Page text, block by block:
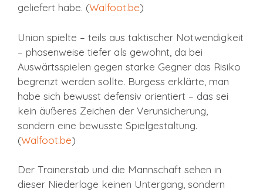
geliefert habe. (Walfoot.be)
Union spielte – teils aus taktischer Notwendigkeit
– phasenweise tiefer als gewohnt, da bei
Auswärtsspielen gegen starke Gegner das Risiko
begrenzt werden sollte. Burgess erklärte, man
habe sich bewusst defensiv orientiert – das sei
kein äußeres Zeichen der Verunsicherung,
sondern eine bewusste Spielgestaltung.
(Walfoot.be)
Der Trainerstab und die Mannschaft sehen in
dieser Niederlage keinen Untergang, sondern